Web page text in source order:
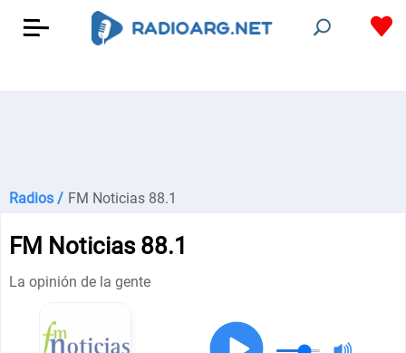
Radios / FM Noticias 88.1
FM Noticias 88.1
La opinión de la gente